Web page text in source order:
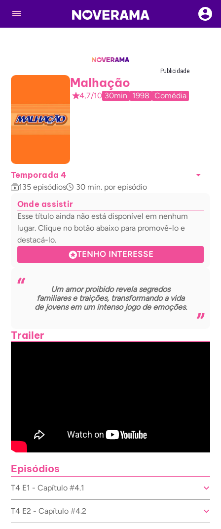
Publicidade
Malhação
4,7/10 30min 1998 Comédia
Temporada 4
135 episódios 30 min. por episódio
Onde assistir
Esse título ainda não está disponível em nenhum
lugar. Clique no botão abaixo para promovê-lo e
destacá-lo.
TENHO INTERESSE
Um amor proibido revela segredos
familiares e traições, transformando a vida
de jovens em um intenso jogo de emoções.
Trailer
Episódios
T4 E1 - Capítulo #4.1
T4 E2 - Capítulo #4.2